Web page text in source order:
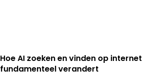
Hoe AI zoeken en vinden op internet
fundamenteel verandert